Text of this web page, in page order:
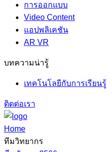
การออกแบบ
Video Content
แอปพลิเคชัน
AR VR
บทความน่ารู้
เทคโนโลยีกับการเรียนรู้
ติดต่อเรา
Home
ทีมวิทยากร